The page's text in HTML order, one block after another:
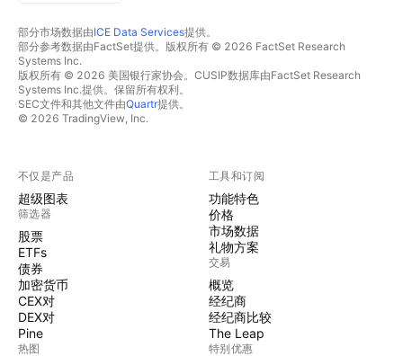
部分市场数据由ICE Data Services提供。
部分参考数据由FactSet提供。版权所有 © 2026 FactSet Research
Systems Inc.
版权所有 © 2026 美国银行家协会。CUSIP数据库由FactSet Research
Systems Inc.提供。保留所有权利。
SEC文件和其他文件由Quartr提供。
© 2026 TradingView, Inc.
不仅是产品
超级图表
筛选器
股票
ETFs
债券
加密货币
CEX对
DEX对
Pine
热图
工具和订阅
功能特色
价格
市场数据
礼物方案
交易
概览
经纪商
经纪商比较
The Leap
特别优惠